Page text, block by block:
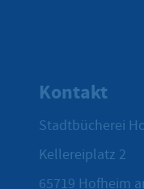
Kontakt
Stadtbücherei
Kellereiplatz 2
65719 Hofheim